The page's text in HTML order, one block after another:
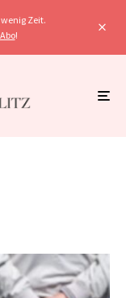
Zeit.
!